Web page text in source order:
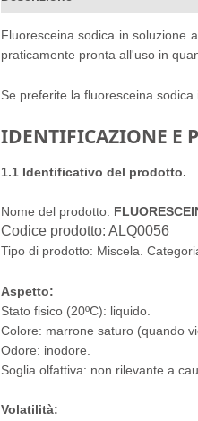
Fluoresceina sodica in soluzione
praticamente pronta all'uso in
Se preferite la fluoresceina
IDENTIFICAZIONE E
1.1 Identificativo del prodotto.
Nome del prodotto:
Codice prodotto: ALQ0056
Tipo di prodotto: Miscela.
Aspetto:
Stato fisico (20ºC): liquido.
Colore: marrone saturo (quando
Odore: inodore.
Soglia olfattiva: non rilevante a
Volatilità: